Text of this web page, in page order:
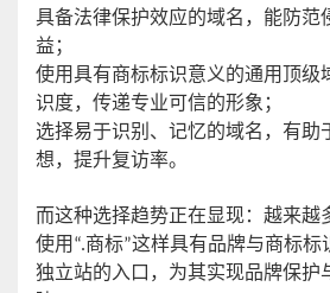
具备法律保护效应的域名，能防范
益；
使用具有商标标识意义的通用顶级
识度，传递专业可信的形象；
选择易于识别、 记忆的域名，有助
想，提升复访率。
而这种选择趋势正在显现：越来越
使用 “.商标”这样具有品牌与商标标
独立站的入口，为其实现品牌保护